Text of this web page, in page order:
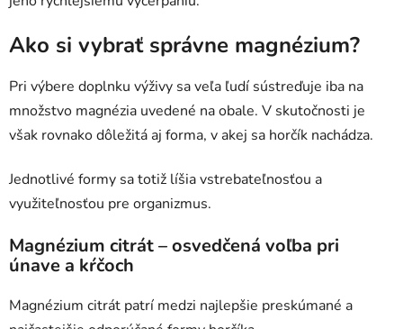
Ako si vybrať správne magnézium?
Pri výbere doplnku výživy sa veľa ľudí sústreďuje iba na
množstvo magnézia uvedené na obale. V skutočnosti je
však rovnako dôležitá aj forma, v akej sa horčík nachádza.
Jednotlivé formy sa totiž líšia vstrebateľnosťou a
využiteľnosťou pre organizmus.
Magnézium citrát – osvedčená voľba pri
únave a kŕčoch
Magnézium citrát patrí medzi najlepšie preskúmané a